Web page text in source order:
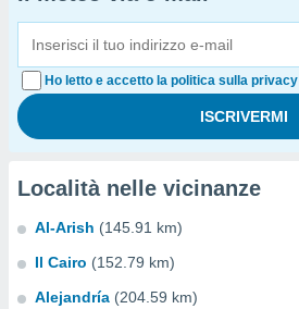
Ho letto e accetto la politica sulla privacy
Località nelle vicinanze
Al-Arish (145.91 km)
Il Cairo (152.79 km)
Alejandría (204.59 km)